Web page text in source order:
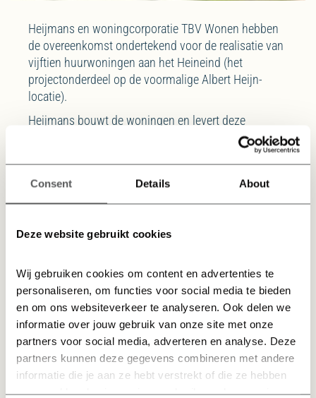
Consent Details About
Deze website gebruikt cookies
Wij gebruiken cookies om content en advertenties te
personaliseren, om functies voor social media te bieden
en om ons websiteverkeer te analyseren. Ook delen we
informatie over jouw gebruik van onze site met onze
partners voor social media, adverteren en analyse. Deze
partners kunnen deze gegevens combineren met andere
informatie die je aan ze hebt verstrekt of die ze hebben
verzameld op basis van jouw gebruik van hun services.
Heijmans en woningcorporatie TBV Wonen hebben
de overeenkomst ondertekend voor de realisatie van
vijftien huurwoningen aan het Heineind (het
projectonderdeel op de voormalige Albert Heijn-
locatie).
Heijmans bouwt de woningen en levert deze
gebruiksklaar (turn-key) op, waarna TBV Wonen de
Tilburg, is het streven om voor iedere Tilburger een
passende woning te bieden, waarbij ook
Duurzaamheid en leefbaarheid
Binnen het project Voorhof staan duurzaamheid en
leefbaarheid centraal. De woningen zijn voorzien van
zonnepanelen en een bodemwarmtepomp, waardoor ze
klaar zijn voor de toekomst. Daarnaast kunnen bewoners
genieten van een gezamenlijke binnentuin, waar